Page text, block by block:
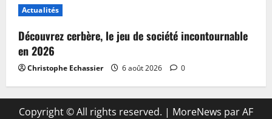
Actualités
Découvrez cerbère, le jeu de société incontournable
en 2026
Christophe Echassier 6 août 2026 0
Copyright © All rights reserved. | MoreNews par AF